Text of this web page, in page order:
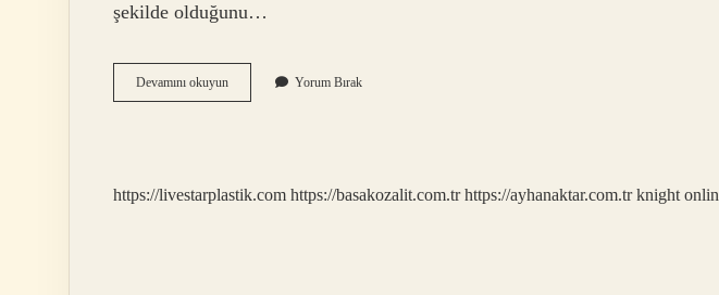
şekilde olduğunu…
Devamını okuyunResmi
Konuşmaya
Yorum Bırak
https://livestarplastik.com https://basakozalit.com.tr https://ayhanaktar.com.tr knight